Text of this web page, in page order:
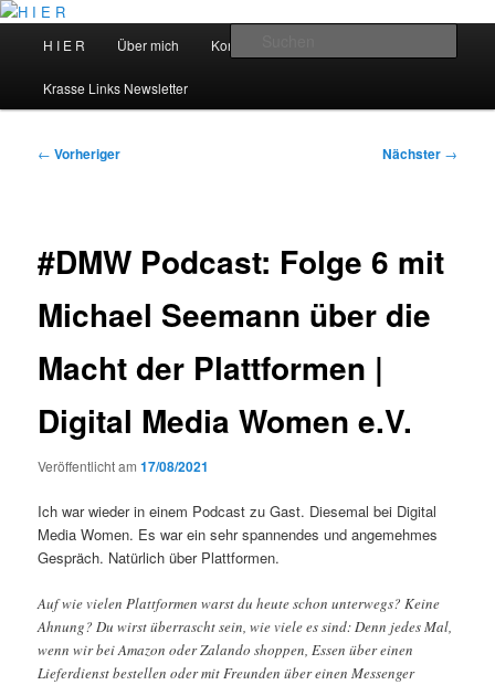
Zum
springenH I E R
H I E R Über mich Kontakt
Krasse Links Newsletter
Beitragsnavigation
← Vorheriger Nächster →
#DMW Podcast: Folge 6 mit
Michael Seemann über die
Macht der Plattformen |
Digital Media Women e.V.
Veröffentlicht am17/08/2021
Ich war wieder in einem Podcast zu Gast. Diesemal bei Digital
Media Women. Es war ein sehr spannendes und angemehmes
Gespräch. Natürlich über Plattformen.
Auf wie vielen Plattformen warst du heute schon unterwegs? Keine
Ahnung? Du wirst überrascht sein, wie viele es sind: Denn jedes Mal,
wenn wir bei Amazon oder Zalando shoppen, Essen über einen
Lieferdienst bestellen oder mit Freunden über einen Messenger